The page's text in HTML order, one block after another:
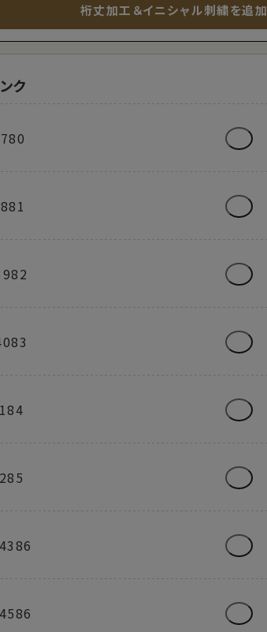
裄丈加工＆イニシャル刺繍を追加
ク